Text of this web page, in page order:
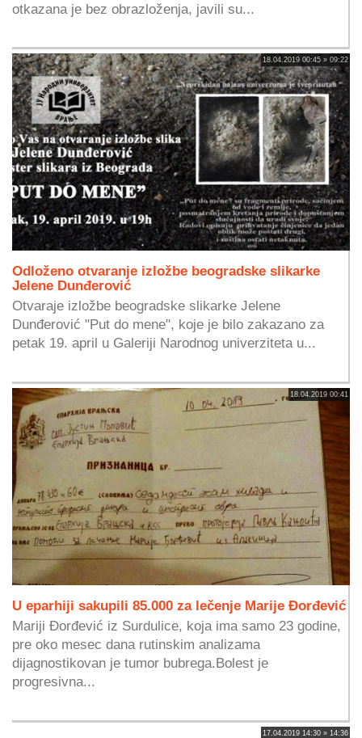
otkazana je bez obrazloženja, javili su...
18.04.2019 00:45 » 09:22
Odloženo otvaranje izložbe beogradske slikarke
Jelene Dunđerović
Otvaraje izložbe beogradske slikarke Jelene
Dunđerović "Put do mene", koje je bilo zakazano za
petak 19. april u Galeriji Narodnog univerziteta u...
18.04.2019 00:41
U eparhiji sakupili 85.000 za lečenje Marije Đorđević
Mariji Đorđević iz Surdulice, koja ima samo 23 godine,
pre oko mesec dana rutinskim analizama
dijagnostikovan je tumor bubrega.Bolest je
progresivna...
17.04.2019 14:30 » 14:36